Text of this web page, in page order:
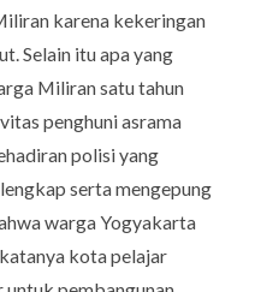
karena kekeringan
Selain itu apa yang
Miliran satu tahun
penghuni asrama
polisi yang
serta mengepung
warga Yogyakarta
kota pelajar